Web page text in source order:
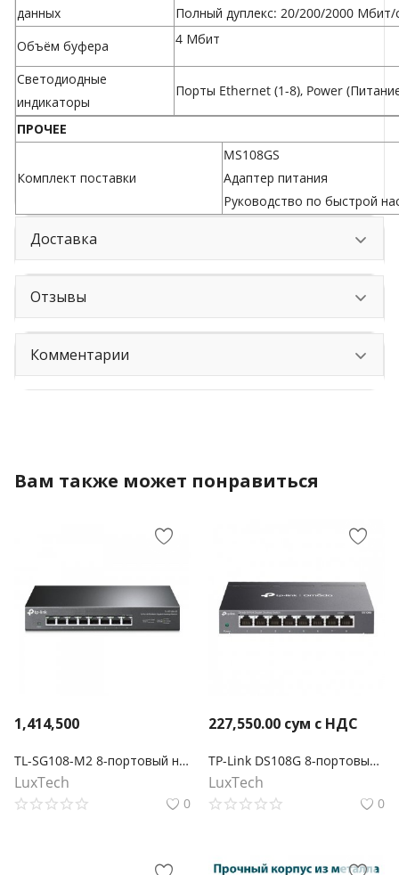
данных
Полный дуплекс: 20/200/2000 Мбит/
Объём буфера
4 Мбит
Светодиодные
индикаторы
Порты Ethernet (1-8), Power
ПРОЧЕЕ
Комплект поставки
MS108GS
Адаптер питания
Руководство по быстрой
Доставка
Отзывы
Комментарии
Вам также может понравиться
1,414,500
TL-SG108-M2 8-портовый настольный коммутатор 2,5 Гбит/с
LuxTech
0
227,550.00 сум с НДС
TP-Link DS108G 8-портовый гигабитный настольный коммутатор Omada
LuxTech
0